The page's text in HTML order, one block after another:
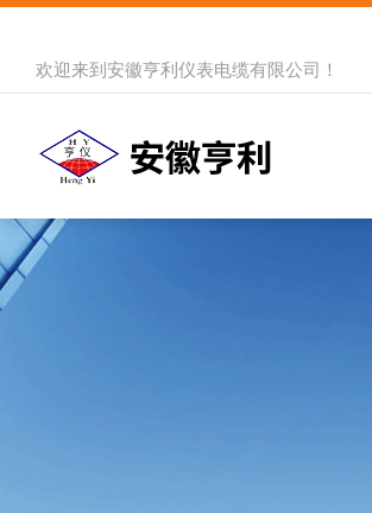
欢迎来到 安徽亨利仪表电缆有限公司 ！